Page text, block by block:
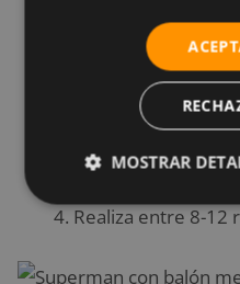
manos, con los
cabeza.
y los músculos de
espalda para
del piso.
Realiza entre 8-12
MOSTRAR